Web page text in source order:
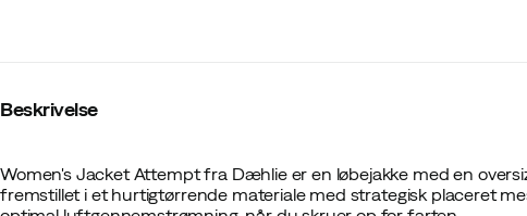
Beskrivelse
Women's Jacket Attempt fra Dæhlie er en løbejakke med en
fremstillet i et hurtigtørrende materiale med strategisk placeret